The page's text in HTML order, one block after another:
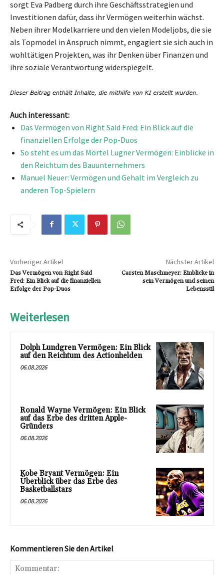
sorgt Eva Padberg durch ihre Geschäftsstrategien und
Investitionen dafür, dass ihr Vermögen weiterhin wächst.
Neben ihrer Modelkarriere und den vielen Modeljobs, die sie
als Topmodel in Anspruch nimmt, engagiert sie sich auch in
wohltätigen Projekten, was ihr Denken über Finanzen und
ihre soziale Verantwortung widerspiegelt.
Auch interessant:
Das Vermögen von Right Said Fred: Ein Blick auf die
finanziellen Erfolge der Pop-Duos
So steht es um das Mörtel Lugner Vermögen: Einblicke in
den Reichtum des Bauunternehmers
Manuel Neuer: Vermögen und Gehalt im Vergleich zu
anderen Top-Spielern
Vorheriger Artikel
Das Vermögen von Right Said
Fred: Ein Blick auf die finanziellen
Erfolge der Pop-Duos
Nächster Artikel
Carsten Maschmeyer: Einblicke in
sein Vermögen und seinen
Lebensstil
Weiterlesen
Dolph Lundgren Vermögen: Ein Blick
auf den Reichtum des Actionhelden
06.08.2026
Ronald Wayne Vermögen: Ein Blick
auf das Erbe des dritten Apple-
Gründers
06.08.2026
Kobe Bryant Vermögen: Ein
Überblick über das Erbe des
Basketballstars
06.08.2026
Kommentieren Sie den Artikel